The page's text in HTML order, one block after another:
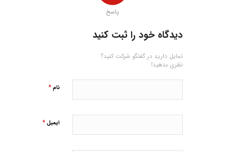
پاسخ
دیدگاه خود را ثبت کنید
تمایل دارید در گفتگو شرکت کنید؟
نظری بدهید!
نام*
ایمیل*